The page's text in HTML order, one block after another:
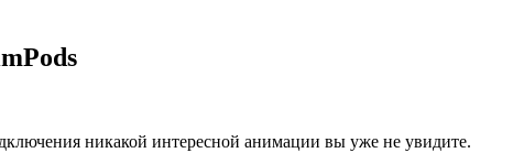
никакой интересной анимации вы уже не увидите.